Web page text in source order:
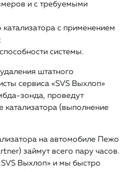
и с требуемыми
катализатора с применением
системы.
штатного
сервиса «SVS Выхлоп»
зонда, проведут
катализатора (выполнение
на автомобиле Пежо
займут всего пару часов.
Выхлоп» и мы быстро